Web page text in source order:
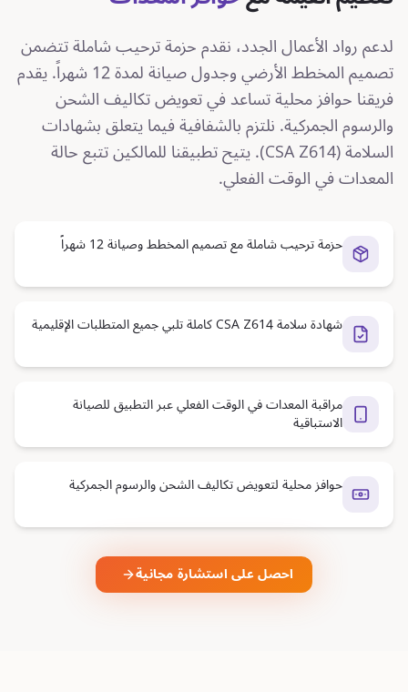
لدعم رواد الأعمال الجدد، نقدم حزمة ترحيب شاملة تتضمن
تصميم المخطط الأرضي وجدول صيانة لمدة 12 شهراً. يقدم
فريقنا حوافز محلية تساعد في تعويض تكاليف الشحن
والرسوم الجمركية. نلتزم بالشفافية فيما يتعلق بشهادات
السلامة (CSA Z614). يتيح تطبيقنا للمالكين تتبع حالة
المعدات في الوقت الفعلي.
حزمة ترحيب شاملة مع تصميم المخطط وصيانة 12 شهراً
شهادة سلامة CSA Z614 كاملة تلبي جميع المتطلبات الإقليمية
مراقبة المعدات في الوقت الفعلي عبر التطبيق للصيانة
الاستباقية
حوافز محلية لتعويض تكاليف الشحن والرسوم الجمركية
احصل على استشارة مجانية